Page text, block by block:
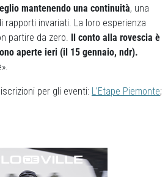
mantenendo una continuità, una
rapporti invariati. La loro esperienza
partire da zero. Il conto alla rovescia è
aperte ieri (il 15 gennaio, ndr).
per gli eventi: L’Etape Piemonte;